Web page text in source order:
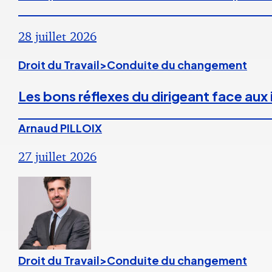
28 juillet 2026
Droit du Travail>Conduite du changement
Les bons réflexes du dirigeant face aux
Arnaud PILLOIX
27 juillet 2026
Droit du Travail>Conduite du changement